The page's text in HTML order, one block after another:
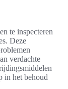
te inspecteren
Deze
verdachte
in het behoud